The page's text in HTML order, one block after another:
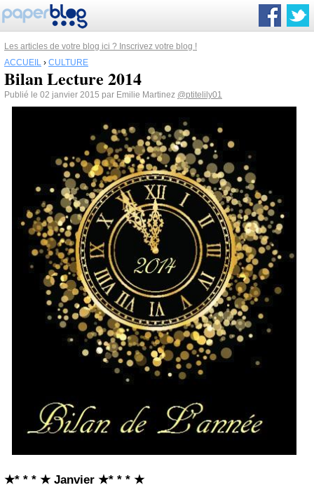
Les articles de votre blog ici ? Inscrivez votre blog !
ACCUEIL › CULTURE
Bilan Lecture 2014
Publié le 02 janvier 2015 par Emilie Martinez @ptitelily01
★* * * ★ Janvier ★* * * ★